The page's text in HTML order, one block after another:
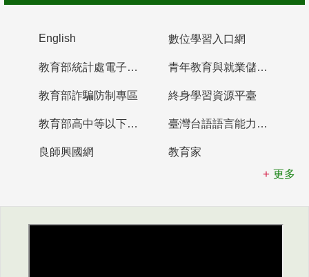
English 數位學習入口網
教育部統計處電子書櫃 青年教育與就業儲蓄帳戶
教育部詐騙防制專區 終身學習資源平臺
教育部高中等以下學校及幼兒園教師資格檢定考試 臺灣台語語言能力認證網站
良師興國網
教育家
更多